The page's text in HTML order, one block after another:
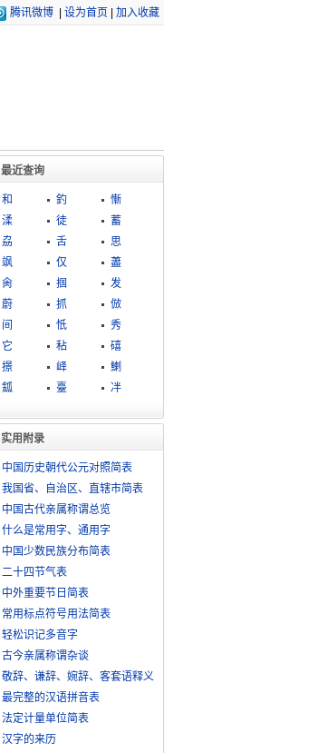
腾讯微博 设为首页 加入收藏
最近查询
和 釣
慚
渘
徒
蓄
劦
舌
思
飒
仅
藎
肏
掴
发
蔚
抓
倣
间
忯
秀
它
秥
礂
撔
峄
鯻
鈲
臺 冸
实用附录
中国历史朝代公元对照简表
我国省、自治区、直辖市简表
中国古代亲属称谓总览
什么是常用字、通用字
中国少数民族分布简表
二十四节气表
中外重要节日简表
常用标点符号用法简表
轻松识记多音字
古今亲属称谓杂谈
敬​辞​、​谦​辞​、​婉​辞​、​客​套​语​释​义
最完整的汉语拼音表
法定计量单位简表
汉字的来历